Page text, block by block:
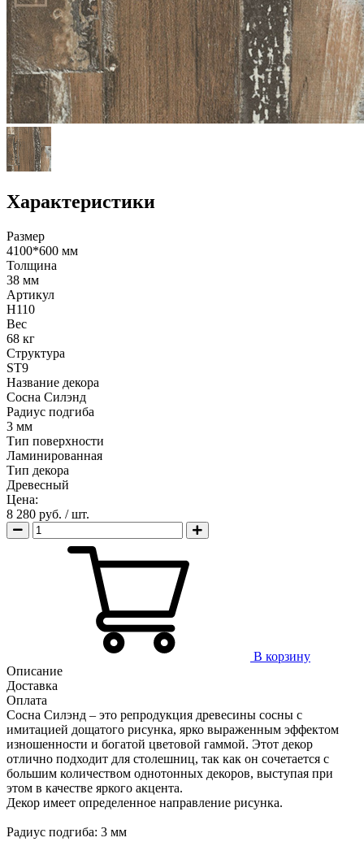
Характеристики
Размер
4100*600 мм
Толщина
38 мм
Артикул
H110
Вес
68 кг
Структура
ST9
Название декора
Сосна Силэнд
Радиус подгиба
3 мм
Тип поверхности
Ламинированная
Тип декора
Древесный
Цена:
8 280 руб. / шт.
В корзину
Описание
Доставка
Оплата
Сосна Силэнд – это репродукция древесины сосны с
имитацией дощатого рисунка, ярко выраженным эффектом
изношенности и богатой цветовой гаммой. Этот декор
отлично подходит для столешниц, так как он сочетается с
большим количеством однотонных декоров, выступая при
этом в качестве яркого акцента.
Декор имеет определенное направление рисунка.
Радиус подгиба: 3 мм